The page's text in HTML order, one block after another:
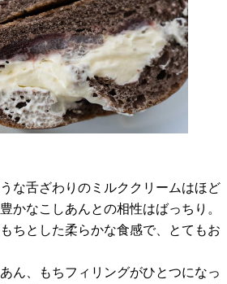
な舌ざわりのミルククリームはほど
かなこしあんとの相性はばっちり。
ちとした柔らかな食感で、とてもお
ん、もちフィリングがひとつになっ